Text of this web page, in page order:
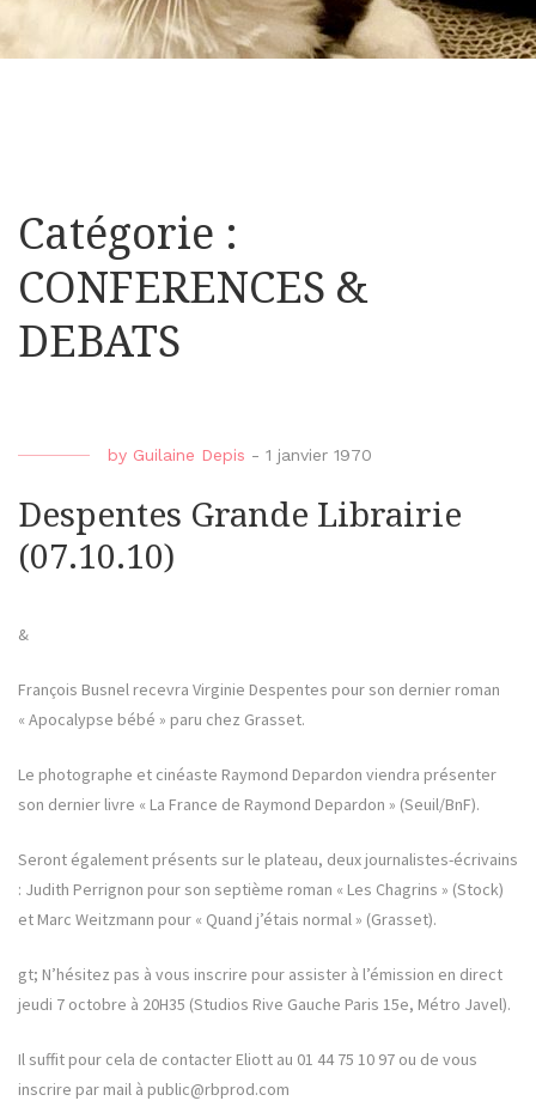
Catégorie :
CONFERENCES &
DEBATS
by Guilaine Depis - 1 janvier 1970
Despentes Grande Librairie
(07.10.10)
&
François Busnel recevra Virginie Despentes pour son dernier roman
« Apocalypse bébé » paru chez Grasset.
Le photographe et cinéaste Raymond Depardon viendra présenter
son dernier livre « La France de Raymond Depardon » (Seuil/BnF).
Seront également présents sur le plateau, deux journalistes-écrivains
: Judith Perrignon pour son septième roman « Les Chagrins » (Stock)
et Marc Weitzmann pour « Quand j’étais normal » (Grasset).
gt; N’hésitez pas à vous inscrire pour assister à l’émission en direct
jeudi 7 octobre à 20H35 (Studios Rive Gauche Paris 15e, Métro Javel).
Il suffit pour cela de contacter Eliott au 01 44 75 10 97 ou de vous
inscrire par mail à public@rbprod.com